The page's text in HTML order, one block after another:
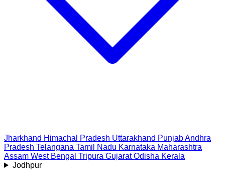
Jharkhand Himachal Pradesh Uttarakhand PunjabAndhra
Pradesh Telangana Tamil Nadu Karnataka Maharashtra
Assam West Bengal Tripura Gujarat Odisha Kerala
Jodhpur